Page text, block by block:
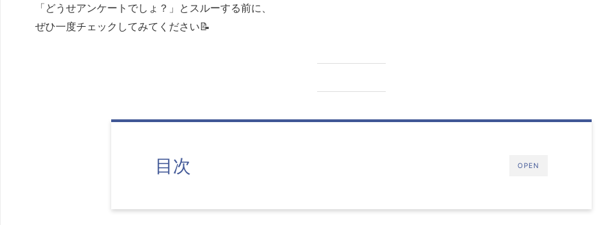
「どうせアンケートでしょ？」とスルーする前に、
ぜひ一度チェックしてみてください📝
OPEN
目次